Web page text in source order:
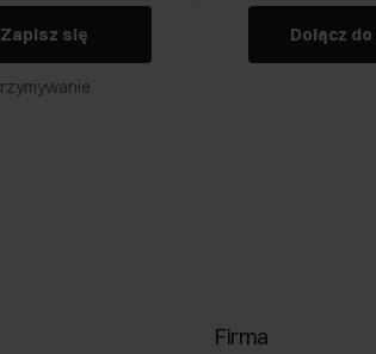
Zapisz się Dołącz
Firma